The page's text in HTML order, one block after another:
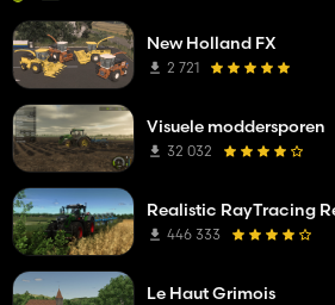
New Holland FX
2 721
Visuele moddersporen
32 032
Realistic RayTracing
446 333
Le Haut Grimois